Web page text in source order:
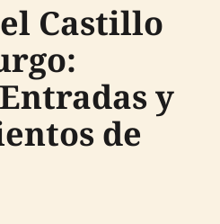
Castillo
y
de